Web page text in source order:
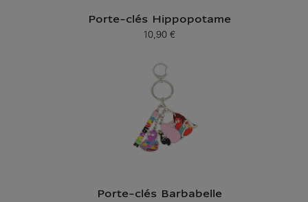
Porte-clés Hippopotame
Prix ​​actuel
10,90 €
Porte-clés Barbabelle